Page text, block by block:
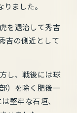
ました。
を退治して秀吉
吉の側近として
し、戦後には球
）を除く肥後一
堅牢な石垣、